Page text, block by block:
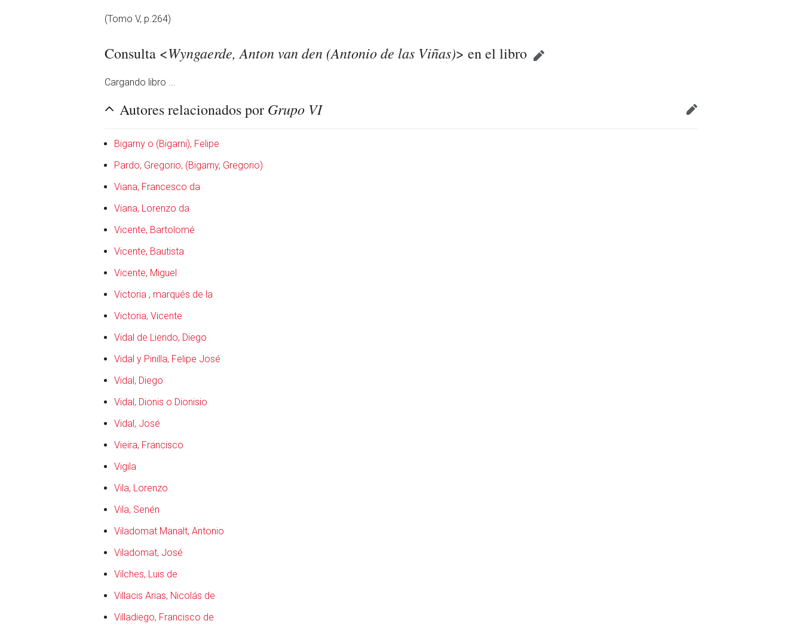
en
(Tomo V, p.264)
Consulta <Wyngaerde, Anton van den (Antonio de las Viñas)> en el libro
Cargando libro ...
Autores relacionados por Grupo VI
Bigarny o (Bigarni), Felipe
Pardo, Gregorio, (Bigarny, Gregorio)
Viana, Francesco da
Viana, Lorenzo da
Vicente, Bartolomé
Vicente, Bautista
Vicente, Miguel
Victoria , marqués de la
Victoria, Vicente
Vidal de Liendo, Diego
Vidal y Pinilla, Felipe José
Vidal, Diego
Vidal, Dionis o Dionisio
Vidal, José
Vieira, Francisco
Vigila
Vila, Lorenzo
Vila, Senén
Viladomat Manalt, Antonio
Viladomat, José
Vilches, Luis de
Villacis Arias, Nicolás de
Villadiego, Francisco de